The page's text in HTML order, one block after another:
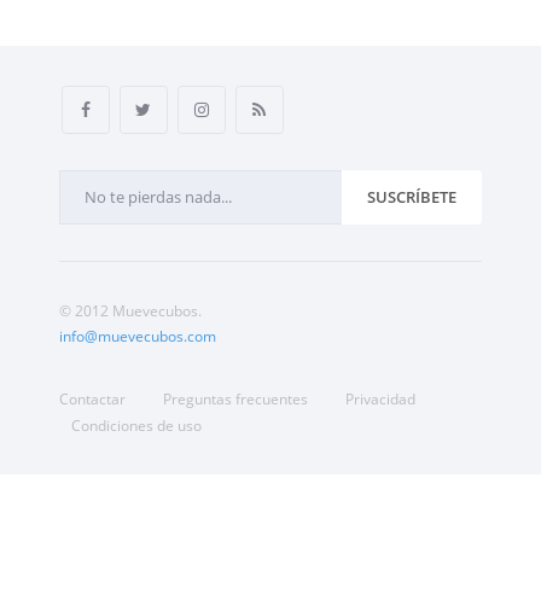
SUSCRÍBETE
© 2012 Muevecubos.
info@muevecubos.com
Contactar Preguntas frecuentes
Privacidad
Condiciones de uso